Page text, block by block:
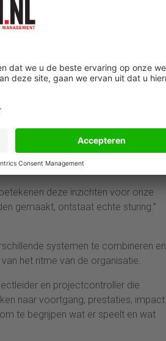
gebruiken die nog niet volledig.
gevoel worden genomen.
gebeurt: welke keuzes invloed
Als je dat overzicht kunt
maken voor MT en directie.
lastiger dan sturen op cijfers.”
en helpen om cijfers te vertalen
deze inzichten voor onze
gemaakt, ontstaat echte sturing.”
systemen te combineren en
het ritme van de organisatie.
en projectcontroller die
naar voortgang, prestaties, impact
te begrijpen wat er speelt en wat